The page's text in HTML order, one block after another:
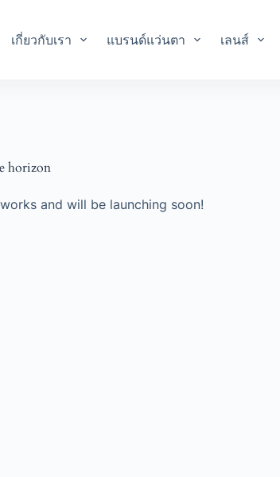
เกี่ยวกับเรา แบรนด์แว่นตา เลนส์
horizon
and will be launching soon!